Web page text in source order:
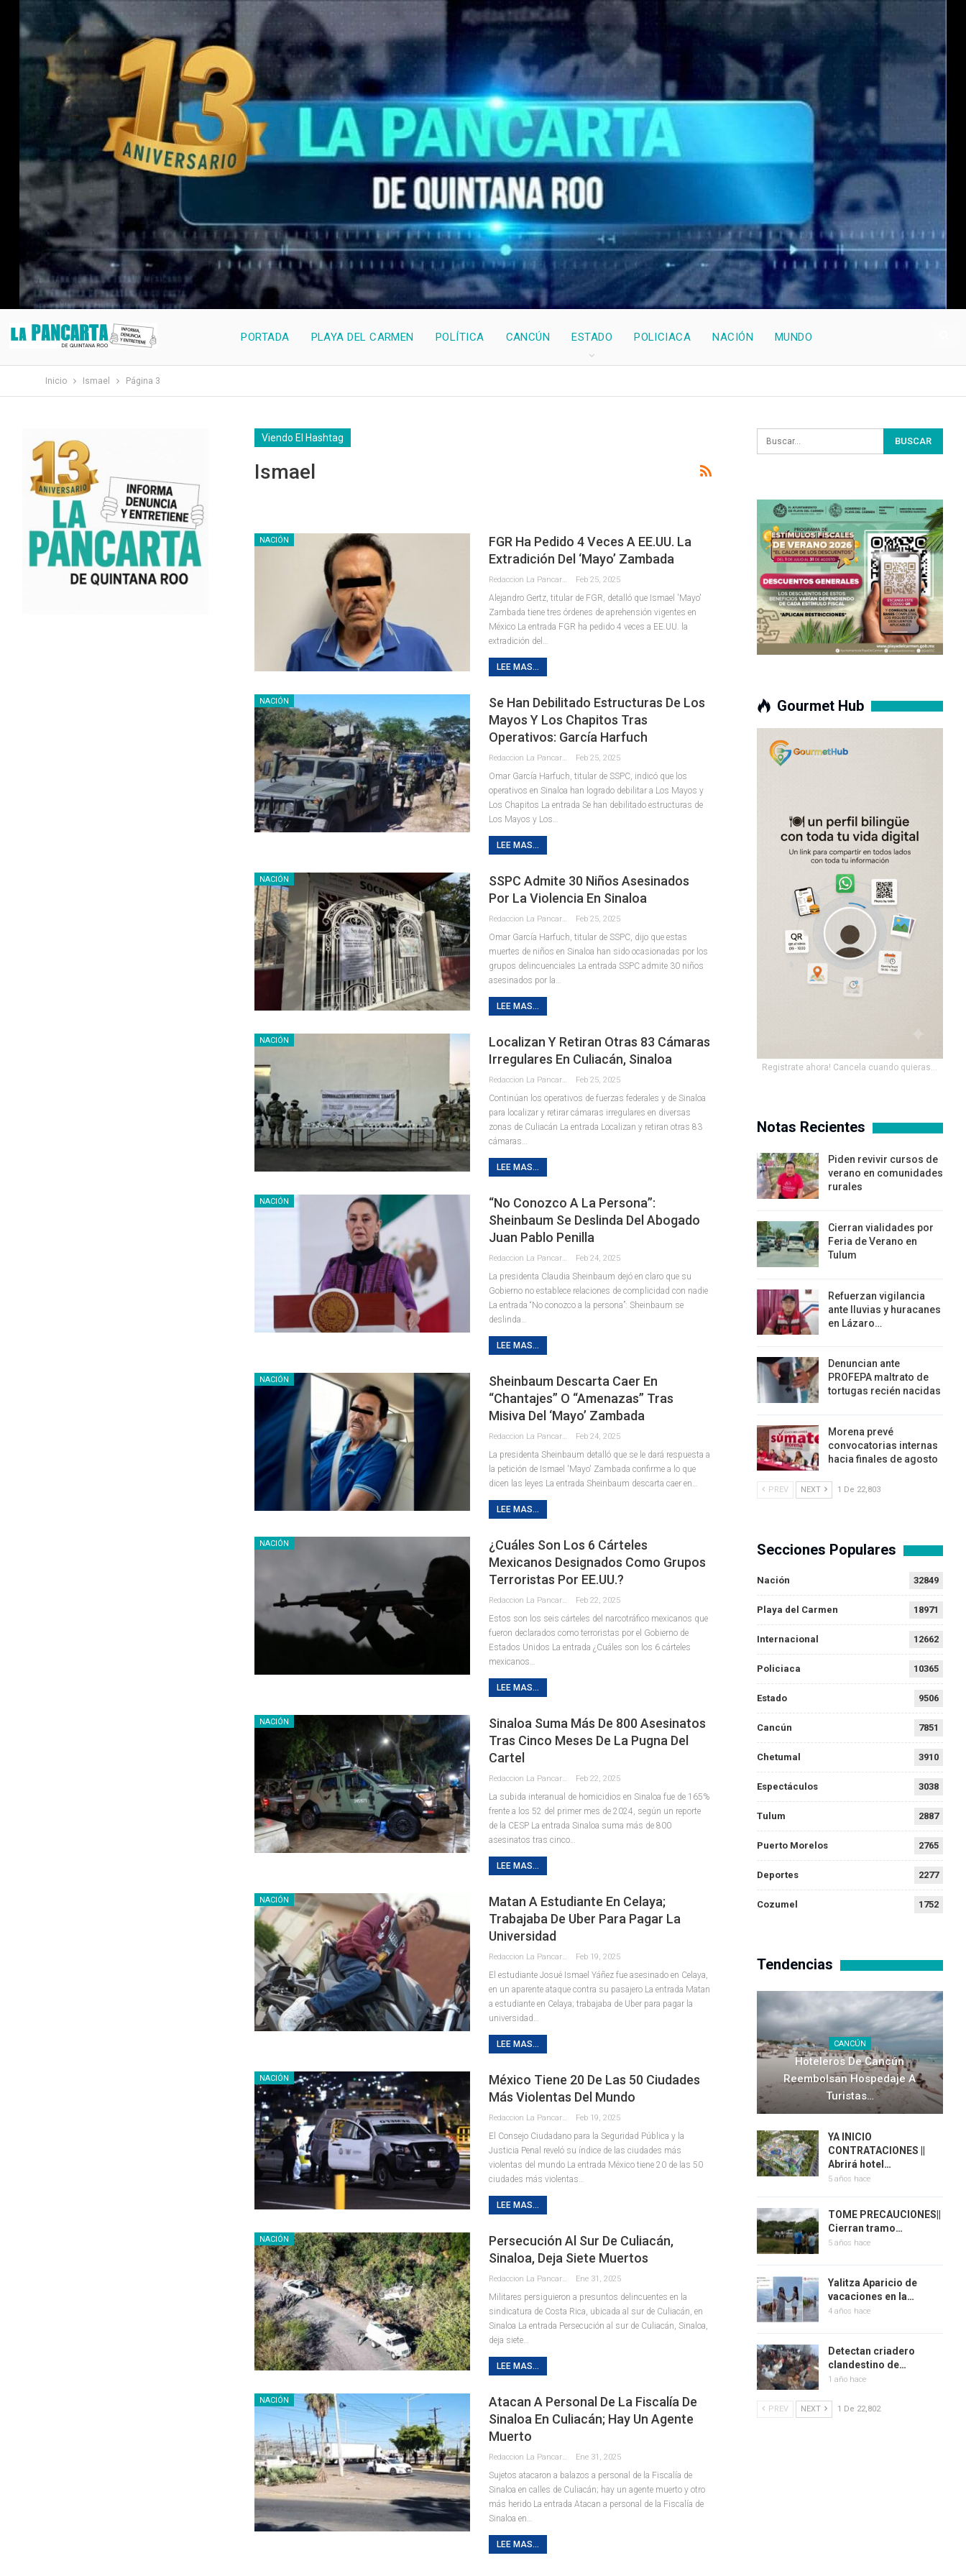
PORTADA PLAYA DEL CARMEN POLÍTICA CANCÚN ESTADO POLICIACA NACIÓN MUNDO
Inicio Ismael Página 3
Viendo El Hashtag
Ismael
NACIÓN
FGR Ha Pedido 4 Veces A EE.UU. La
Extradición Del ‘Mayo’ Zambada
Feb 25, 2025
Alejandro Gertz, titular de FGR, detalló que Ismael 'Mayo'
Zambada tiene tres órdenes de aprehensión vigentes en
México La entrada FGR ha pedido 4 veces a EE.UU. la
extradición del…
LEE MAS...
NACIÓN
Se Han Debilitado Estructuras De Los
Mayos Y Los Chapitos Tras
Operativos: García Harfuch
Feb 25, 2025
Omar García Harfuch, titular de SSPC, indicó que los
operativos en Sinaloa han logrado debilitar a Los Mayos y
Los Chapitos La entrada Se han debilitado estructuras de
Los Mayos y Los…
LEE MAS...
NACIÓN
SSPC Admite 30 Niños Asesinados
Por La Violencia En Sinaloa
Feb 25, 2025
Omar García Harfuch, titular de SSPC, dijo que estas
muertes de niños en Sinaloa han sido ocasionadas por los
grupos delincuenciales La entrada SSPC admite 30 niños
asesinados por la…
LEE MAS...
NACIÓN
Localizan Y Retiran Otras 83 Cámaras
Irregulares En Culiacán, Sinaloa
Feb 25, 2025
Continúan los operativos de fuerzas federales y de Sinaloa
para localizar y retirar cámaras irregulares en diversas
zonas de Culiacán La entrada Localizan y retiran otras 83
cámaras…
LEE MAS...
NACIÓN
“No Conozco A La Persona”:
Sheinbaum Se Deslinda Del Abogado
Juan Pablo Penilla
Feb 24, 2025
La presidenta Claudia Sheinbaum dejó en claro que su
Gobierno no establece relaciones de complicidad con nadie
La entrada “No conozco a la persona”: Sheinbaum se
deslinda…
LEE MAS...
NACIÓN
Sheinbaum Descarta Caer En
“chantajes” O “amenazas” Tras
Misiva Del ‘Mayo’ Zambada
Feb 24, 2025
La presidenta Sheinbaum detalló que se le dará respuesta a
la petición de Ismael 'Mayo' Zambada confirme a lo que
dicen las leyes La entrada Sheinbaum descarta caer en…
LEE MAS...
NACIÓN
¿Cuáles Son Los 6 Cárteles
Mexicanos Designados Como Grupos
Terroristas Por EE.UU.?
Feb 22, 2025
Estos son los seis cárteles del narcotráfico mexicanos que
fueron declarados como terroristas por el Gobierno de
Estados Unidos La entrada ¿Cuáles son los 6 cárteles
mexicanos…
LEE MAS...
NACIÓN
Sinaloa Suma Más De 800 Asesinatos
Tras Cinco Meses De La Pugna Del
Cartel
Feb 22, 2025
La subida interanual de homicidios en Sinaloa fue de 165%
frente a los 52 del primer mes de 2024, según un reporte
de la CESP La entrada Sinaloa suma más de 800
asesinatos tras cinco…
LEE MAS...
NACIÓN
Matan A Estudiante En Celaya;
Trabajaba De Uber Para Pagar La
Universidad
Feb 19, 2025
El estudiante Josué Ismael Yáñez fue asesinado en Celaya,
en un aparente ataque contra su pasajero La entrada Matan
a estudiante en Celaya; trabajaba de Uber para pagar la
universidad…
LEE MAS...
NACIÓN
México Tiene 20 De Las 50 Ciudades
Más Violentas Del Mundo
Feb 19, 2025
El Consejo Ciudadano para la Seguridad Pública y la
Justicia Penal reveló su índice de las ciudades más
violentas del mundo La entrada México tiene 20 de las 50
ciudades más violentas…
LEE MAS...
NACIÓN
Persecución Al Sur De Culiacán,
Sinaloa, Deja Siete Muertos
Ene 31, 2025
Militares persiguieron a presuntos delincuentes en la
sindicatura de Costa Rica, ubicada al sur de Culiacán, en
Sinaloa La entrada Persecución al sur de Culiacán, Sinaloa,
deja siete…
LEE MAS...
NACIÓN
Atacan A Personal De La Fiscalía De
Sinaloa En Culiacán; Hay Un Agente
Muerto
Ene 31, 2025
Sujetos atacaron a balazos a personal de la Fiscalía de
Sinaloa en calles de Culiacán; hay un agente muerto y otro
más herido La entrada Atacan a personal de la Fiscalía de
Sinaloa en…
LEE MAS...
Gourmet Hub
Registrate ahora! Cancela cuando quieras...
Notas Recientes
Piden revivir cursos de
verano en comunidades
rurales
Cierran vialidades por
Feria de Verano en
Tulum
Refuerzan vigilancia
ante lluvias y huracanes
en Lázaro…
Denuncian ante
PROFEPA maltrato de
tortugas recién nacidas
Morena prevé
convocatorias internas
hacia finales de agosto
PREV NEXT 1 De 22,803
Secciones Populares
Nación 32849
Playa del Carmen 18971
Internacional 12662
Policiaca 10365
Estado 9506
Cancún 7851
Chetumal 3910
Espectáculos 3038
Tulum 2887
Puerto Morelos 2765
Deportes 2277
Cozumel 1752
Tendencias
CANCÚN
Hoteleros De Cancún
Reembolsan Hospedaje A
Turistas…
YA INICIO
CONTRATACIONES ||
Abrirá hotel…
5 años hace
TOME PRECAUCIONES||
Cierran tramo…
5 años hace
Yalitza Aparicio de
vacaciones en la…
4 años hace
Detectan criadero
clandestino de…
1 año hace
PREV NEXT 1 De 22,802